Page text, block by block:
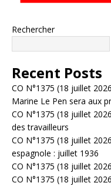
Rechercher
Recent Posts
CO N°1375 (18 juillet
Marine Le Pen sera aux
CO N°1375 (18 juillet
des travailleurs
CO N°1375 (18 juillet
espagnole : juillet 1936
CO N°1375 (18 juillet
CO N°1375 (18 juillet